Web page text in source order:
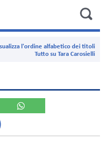
l'ordine alfabetico dei titoli
Tutto su Tara Carosielli